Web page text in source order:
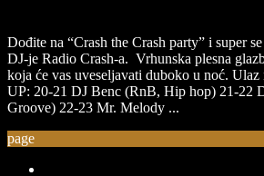
Dođite na “Crash the Crash party” i super
DJ-je Radio Crash-a. Vrhunska plesna
koja će vas uveseljavati duboko u noć.
UP: 20-21 DJ Benc (RnB, Hip hop) 21-22
Groove) 22-23 Mr. Melody ...
page